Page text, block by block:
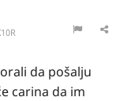
da pošalju
carina da im